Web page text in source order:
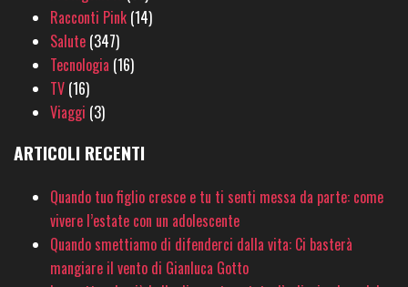
Racconti Pink (14)
Salute (347)
Tecnologia (16)
TV (16)
Viaggi (3)
ARTICOLI RECENTI
Quando tuo figlio cresce e tu ti senti messa da parte: come
vivere l’estate con un adolescente
Quando smettiamo di difenderci dalla vita: Ci basterà
mangiare il vento di Gianluca Gotto